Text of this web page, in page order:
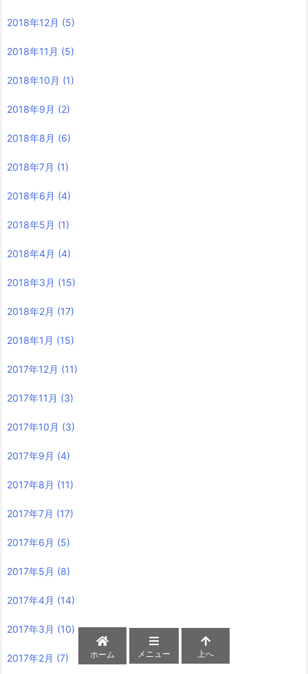
2018年12月 (5)
2018年11月 (5)
2018年10月 (1)
2018年9月 (2)
2018年8月 (6)
2018年7月 (1)
2018年6月 (4)
2018年5月 (1)
2018年4月 (4)
2018年3月 (15)
2018年2月 (17)
2018年1月 (15)
2017年12月 (11)
2017年11月 (3)
2017年10月 (3)
2017年9月 (4)
2017年8月 (11)
2017年7月 (17)
2017年6月 (5)
2017年5月 (8)
2017年4月 (14)
2017年3月 (10)
2017年2月 (7) ホーム メニュー 上へ